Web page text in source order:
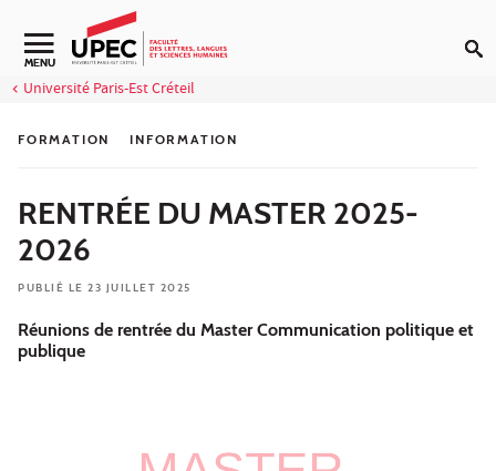
Aller au contenu
Navigation secondaire
MENU
Université Paris-Est Créteil
FORMATION INFORMATION
RENTRÉE DU MASTER 2025-
2026
PUBLIÉ LE 23 JUILLET 2025
Réunions de rentrée du Master Communication politique et
publique